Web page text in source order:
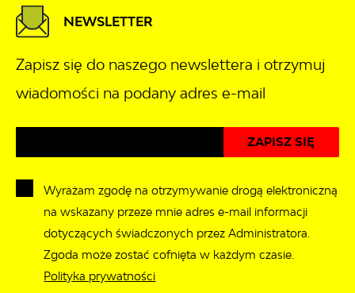
NEWSLETTER
Zapisz się do naszego newslettera i otrzymuj
wiadomości na podany adres e-mail
Wyrażam zgodę na otrzymywanie drogą elektroniczną
na wskazany przeze mnie adres e-mail informacji
dotyczących świadczonych przez Administratora.
Zgoda może zostać cofnięta w każdym czasie.
Polityka prywatności